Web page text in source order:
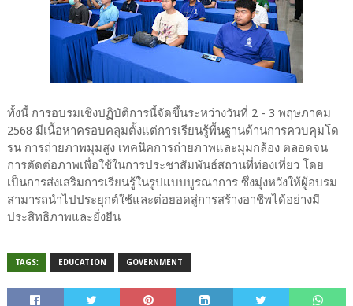
ทั้งนี้ การอบรมเชิงปฏิบัติการนี้จัดขึ้นระหว่างวันที่ 2 - 3 พฤษภาคม
2568 มีเนื้อหาครอบคลุมตั้งแต่การเรียนรู้พื้นฐานด้านการควบคุมโด
รน การถ่ายภาพมุมสูง เทคนิคการถ่ายภาพและมุมกล้อง ตลอดจน
การตัดต่อภาพเพื่อใช้ในการประชาสัมพันธ์สถานที่ท่องเที่ยว โดย
เป็นการส่งเสริมการเรียนรู้ในรูปแบบบูรณาการ ซึ่งมุ่งหวังให้ผู้อบรม
สามารถนำไปประยุกต์ใช้และต่อยอดสู่การสร้างอาชีพได้อย่างมี
ประสิทธิภาพและยั่งยืน
TAGS: EDUCATION GOVERNMENT